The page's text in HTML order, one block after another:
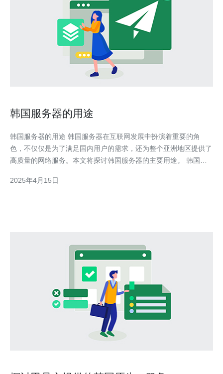
韩国服务器的用途
韩国服务器的用途 韩国服务器在互联网发展中扮演着重要的角
色，不仅仅是为了满足国内用户的需求，还为整个亚洲地区提供了
高质量的网络服务。本文将探讨韩国服务器的主要用途。 韩国作
强大的服务器来支持游戏运行。韩国服务器为游戏开发商提供了稳
2025年4月15日